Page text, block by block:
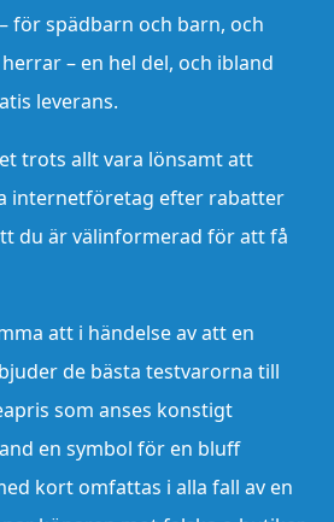
för spädbarn och barn, och
– en hel del, och ibland
leverans.
trots allt vara lönsamt att
internetföretag efter rabatter
du är välinformerad för att få
att i händelse av att en
de bästa testvarorna till
som anses konstigt
en symbol för en bluff
kort omfattas i alla fall av en